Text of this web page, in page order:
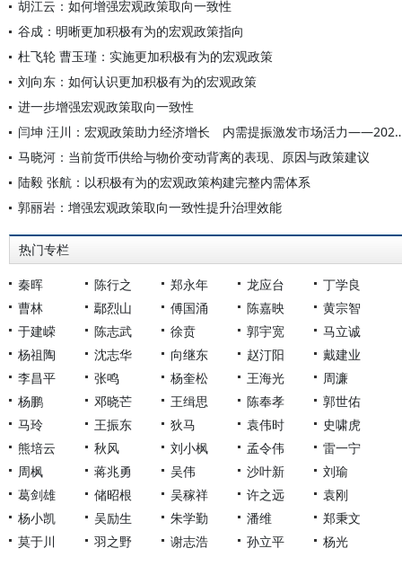
胡江云：如何增强宏观政策取向一致性
谷成：明晰更加积极有为的宏观政策指向
杜飞轮 曹玉瑾：实施更加积极有为的宏观政策
刘向东：如何认识更加积极有为的宏观政策
进一步增强宏观政策取向一致性
闫坤 汪川：宏观政策助力经济增长 内需提振
马晓河：当前货币供给与物价变动背离的表现、原因与政策建议
陆毅 张航：以积极有为的宏观政策构建完整内需体系
郭丽岩：增强宏观政策取向一致性提升治理效能
热门专栏
秦晖 陈行之 郑永年 龙应台
丁学良
曹林
鄢烈山 傅国涌 陈嘉映
黄宗智
于建嵘
陈志武 徐贲 郭宇宽
马立诚
杨祖陶
沈志华 向继东 赵汀阳
戴建业
李昌平
张鸣 杨奎松 王海光
周濂
杨鹏
邓晓芒 王缉思 陈奉孝
郭世佑
马玲
王振东 狄马 袁伟时
史啸虎
熊培云
秋风 刘小枫 孟令伟
雷一宁
周枫
蒋兆勇 吴伟 沙叶新
刘瑜
葛剑雄
储昭根 吴稼祥 许之远
袁刚
杨小凯
吴励生 朱学勤 潘维
郑秉文
莫于川
羽之野 谢志浩 孙立平 杨光